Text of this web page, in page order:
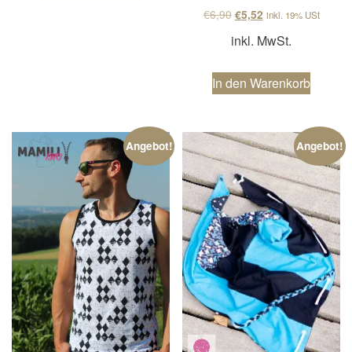
€6,90 Ursprünglicher Preis
€5,52Aktueller Preis
inkl. 19% USt
inkl. MwSt.
In den Warenkorb
Angebot! Angebot!